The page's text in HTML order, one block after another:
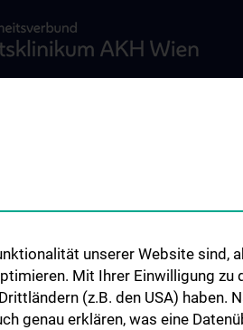
Hals-, Nasen- und
unserer Website sind,
Mit Ihrer Einwilligung
(z.B. den USA) haben.
genau erklären, was eine